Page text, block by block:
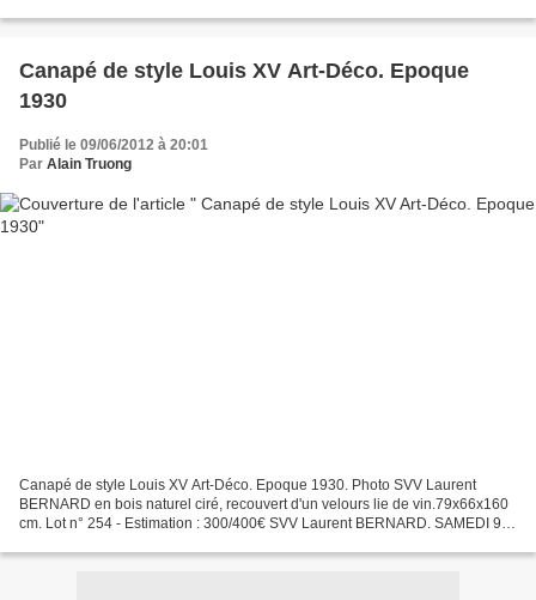
Canapé de style Louis XV Art-Déco. Epoque
1930
Publié le 09/06/2012 à 20:01
Par Alain Truong
Canapé de style Louis XV Art-Déco. Epoque 1930. Photo SVV Laurent
BERNARD en bois naturel ciré, recouvert d'un velours lie de vin.79x66x160
cm. Lot n° 254 - Estimation : 300/400€ SVV Laurent BERNARD. SAMEDI 9